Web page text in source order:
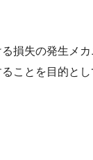
損失の発生メ
ことを目的と